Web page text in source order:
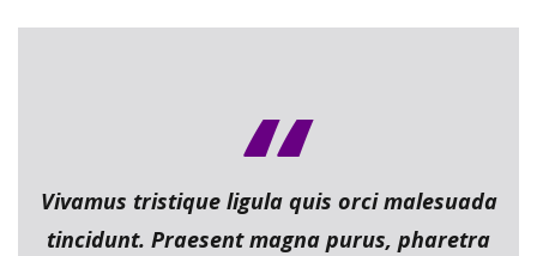
Vivamus tristique ligula quis orci malesuada
tincidunt. Praesent magna purus, pharetra